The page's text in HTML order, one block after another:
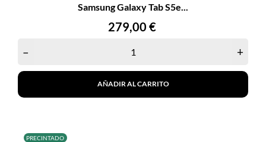
Samsung Galaxy Tab S5e...
Precio
279,00 €
– +
AÑADIR AL CARRITO
PRECINTADO